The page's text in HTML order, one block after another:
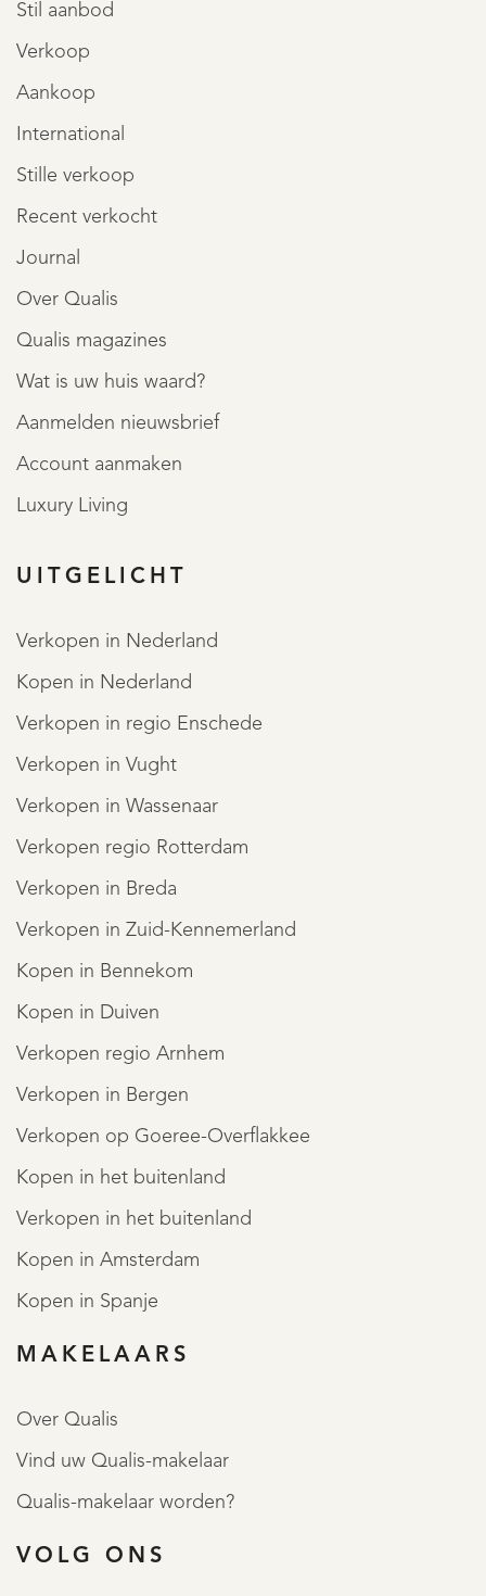
Stil aanbod
Verkoop
Aankoop
International
Stille verkoop
Recent verkocht
Journal
Over Qualis
Qualis magazines
Wat is uw huis waard?
Aanmelden nieuwsbrief
Account aanmaken
Luxury Living
UITGELICHT
Verkopen in Nederland
Kopen in Nederland
Verkopen in regio Enschede
Verkopen in Vught
Verkopen in Wassenaar
Verkopen regio Rotterdam
Verkopen in Breda
Verkopen in Zuid-Kennemerland
Kopen in Bennekom
Kopen in Duiven
Verkopen regio Arnhem
Verkopen in Bergen
Verkopen op Goeree-Overflakkee
Kopen in het buitenland
Verkopen in het buitenland
Kopen in Amsterdam
Kopen in Spanje
MAKELAARS
Over Qualis
Vind uw Qualis-makelaar
Qualis-makelaar worden?
VOLG ONS